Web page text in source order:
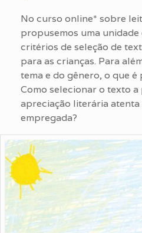
No curso online* sobre
propusemos uma
critérios de seleção de
para as crianças. Para
tema e do gênero, o que
Como selecionar o texto
apreciação literária atenta
empregada?